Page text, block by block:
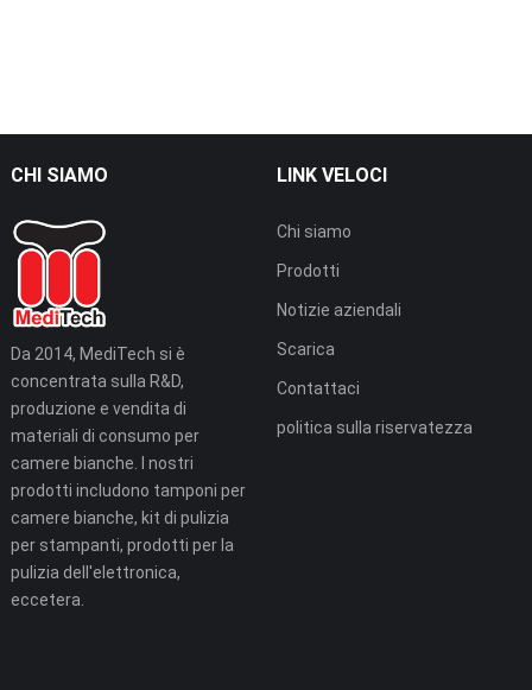
CHI SIAMO
Da 2014, MediTech si è
concentrata sulla R&D,
produzione e vendita di
materiali di consumo per
camere bianche. I nostri
prodotti includono tamponi per
camere bianche, kit di pulizia
per stampanti, prodotti per la
pulizia dell'elettronica,
eccetera.
LINK VELOCI
Chi siamo
Prodotti
Notizie aziendali
Scarica
Contattaci
politica sulla riservatezza